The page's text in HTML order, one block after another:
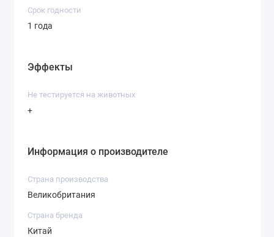
Срок годности
1 года
Эффекты
Не тестируется на животных
+
Информация о производителе
Страна производства
Великобритания
Страна бренда
Китай